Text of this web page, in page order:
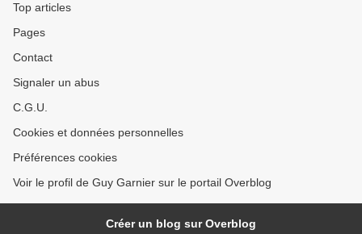
Top articles
Pages
Contact
Signaler un abus
C.G.U.
Cookies et données personnelles
Préférences cookies
Voir le profil de Guy Garnier sur le portail Overblog
Créer un blog sur Overblog